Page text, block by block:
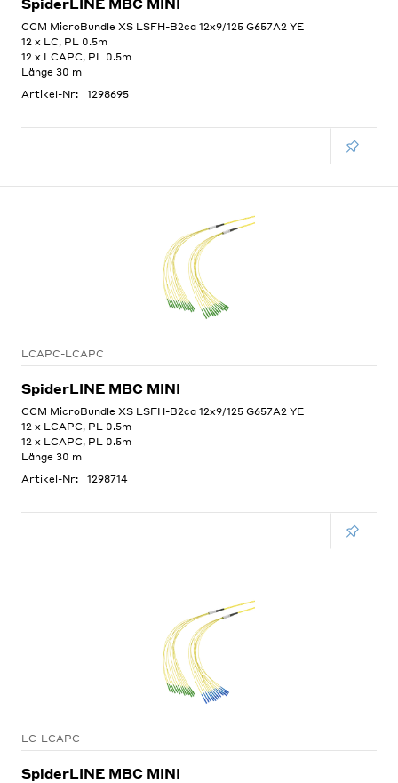
CCM MicroBundle XS LSFH-B2ca 12x9/125 G657A2 YE
12 x LC, PL 0.5m
12 x LCAPC, PL 0.5m
Länge 30 m
Artikel-Nr:
1298695
LCAPC-LCAPC
SpiderLINE MBC MINI
CCM MicroBundle XS LSFH-B2ca 12x9/125 G657A2 YE
12 x LCAPC, PL 0.5m
12 x LCAPC, PL 0.5m
Länge 30 m
Artikel-Nr:
1298714
LC-LCAPC
SpiderLINE MBC MINI